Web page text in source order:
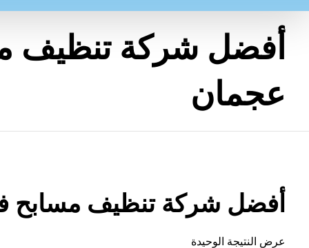
أفضل شركة تنظيف
عجمان
أفضل شركة تنظيف مسابح
عرض النتيجة الوحيدة